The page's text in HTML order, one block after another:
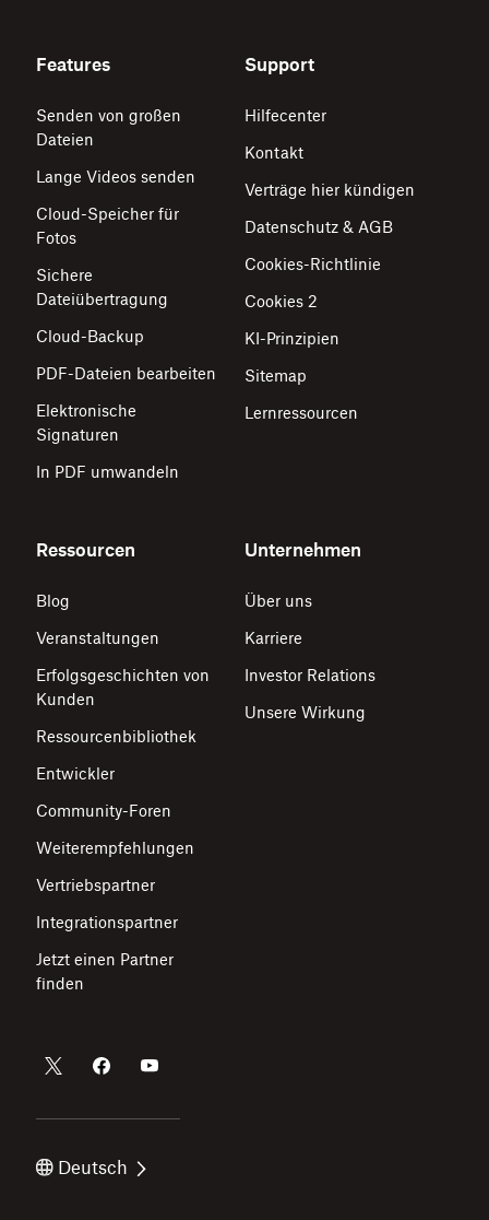
Features
Senden von großen
Dateien
Lange Videos senden
Cloud-Speicher für
Fotos
Sichere
Dateiübertragung
Cloud-Backup
PDF-Dateien bearbeiten
Elektronische
Signaturen
In PDF umwandeln
Support
Hilfecenter
Kontakt
Verträge hier kündigen
Datenschutz & AGB
Cookies-Richtlinie
Cookies 2
KI-Prinzipien
Sitemap
Lernressourcen
Ressourcen
Blog
Veranstaltungen
Erfolgsgeschichten von
Kunden
Ressourcenbibliothek
Entwickler
Community-Foren
Weiterempfehlungen
Vertriebspartner
Integrationspartner
Jetzt einen Partner
finden
Unternehmen
Über uns
Karriere
Investor Relations
Unsere Wirkung
Deutsch